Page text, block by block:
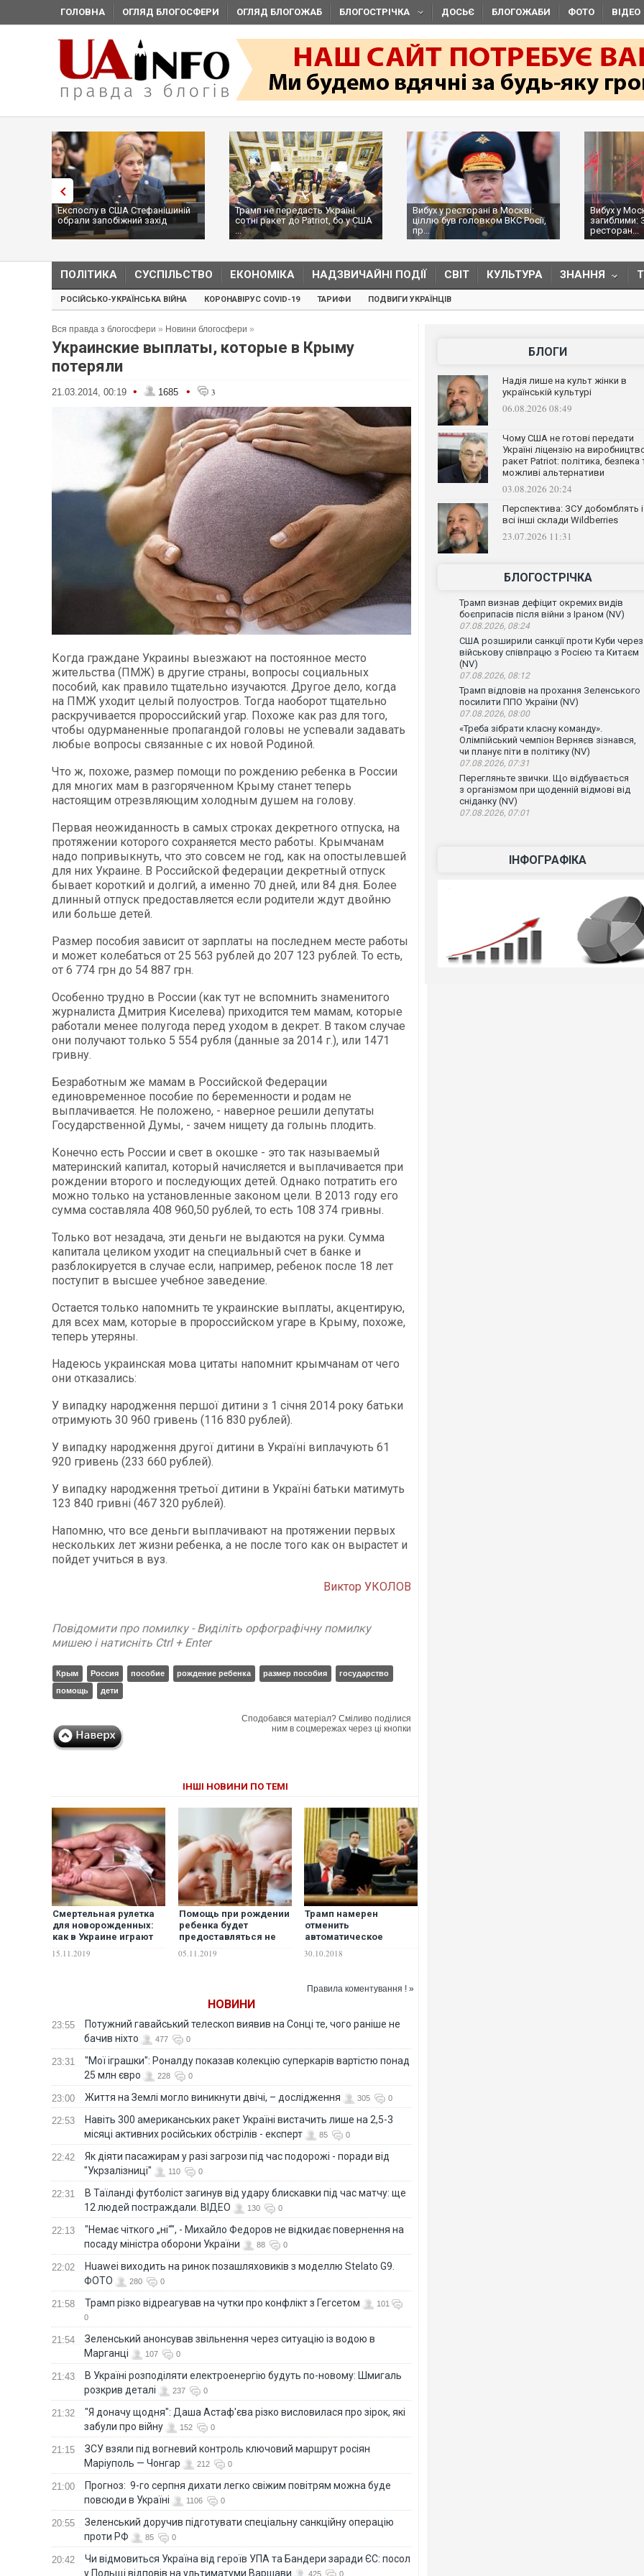
ГОЛОВНА ОГЛЯД БЛОГОСФЕРИ ОГЛЯД БЛОГОЖАБ БЛОГОСТРІЧКА ДОСЬЄ БЛОГОЖАБИ ФОТО ВІДЕО
Експослу в США Стефанішиній
обрали запобіжний захід
Трамп не передасть Україні
сотні ракет до Patriot, бо у США
...
Вибух у ресторані в Москві:
ціллю був головком ВКС Росії,
пр...
Вибух у
загиблими:
ресторан...
ПОЛІТИКА СУСПІЛЬСТВО ЕКОНОМІКА НАДЗВИЧАЙНІ ПОДІЇ СВІТ КУЛЬТУРА ЗНАННЯ
РОСІЙСЬКО-УКРАЇНСЬКА ВІЙНА КОРОНАВІРУС COVID-19 ТАРИФИ ПОДВИГИ УКРАЇНЦІВ
Вся правда з блогосфери » Новини блогосфери »
Украинские выплаты, которые в Крыму
потеряли
21.03.2014, 00:19 • 1685 • 3
Когда граждане Украины выезжают на постоянное место
жительства (ПМЖ) в другие страны, вопросы социальных
пособий, как правило тщательно изучаются. Другое дело, когда
на ПМЖ уходит целый полуостров. Тогда наоборот тщательно
раскручивается пророссийский угар. Похоже как раз для того,
чтобы одурманенные пропагандой головы не успевали задавать
любые вопросы связанные с их новой Родиной.
Что ж, похоже, размер помощи по рождению ребенка в России
для многих мам в разгоряченном Крыму станет теперь
настоящим отрезвляющим холодным душем на голову.
Первая неожиданность в самых строках декретного отпуска, на
протяжении которого сохраняется место работы. Крымчанам
надо попривыкнуть, что это совсем не год, как на опостылевшей
для них Украине. В Российской федерации декретный отпуск
бывает короткий и долгий, а именно 70 дней, или 84 дня. Более
длинный отпуск предоставляется если родители ждут двойню
или больше детей.
Размер пособия зависит от зарплаты на последнем месте работы
и может колебаться от 25 563 рублей до 207 123 рублей. То есть,
от 6 774 грн до 54 887 грн.
Особенно трудно в России (как тут не вспомнить знаменитого
журналиста Дмитрия Киселева) приходится тем мамам, которые
работали менее полугода перед уходом в декрет. В таком случае
они получают только 5 554 рубля (данные за 2014 г.), или 1471
гривну.
Безработным же мамам в Российской Федерации
единовременное пособие по беременности и родам не
выплачивается. Не положено, - наверное решили депутаты
Государственной Думы, - зачем нищету да голынь плодить.
Конечно есть России и свет в окошке - это так называемый
материнский капитал, который начисляется и выплачивается при
рождении второго и последующих детей. Однако потратить его
можно только на установленные законом цели. В 2013 году его
сумма составляла 408 960,50 рублей, то есть 108 374 гривны.
Только вот незадача, эти деньги не выдаются на руки. Сумма
капитала целиком уходит на специальный счет в банке и
разблокируется в случае если, например, ребенок после 18 лет
поступит в высшее учебное заведение.
Остается только напомнить те украинские выплаты, акцентирую,
для всех мам, которые в пророссийском угаре в Крыму, похоже,
теперь утеряны.
Надеюсь украинская мова цитаты напомнит крымчанам от чего
они отказались:
У випадку народження першої дитини з 1 січня 2014 року батьки
отримують 30 960 гривень (116 830 рублей).
У випадку народження другої дитини в Україні виплачують 61
920 гривень (233 660 рублей).
У випадку народження третьої дитини в Україні батьки матимуть
123 840 гривні (467 320 рублей).
Напомню, что все деньги выплачивают на протяжении первых
нескольких лет жизни ребенка, а не после того как он вырастет и
пойдет учиться в вуз.
Виктор УКОЛОВ
Повідомити про помилку - Виділіть орфографічну помилку
мишею і натисніть Ctrl + Enter
Крым Россия пособие рождение ребенка размер пособия
государство
помощь
дети
Сподобався матеріал? Сміливо поділися
ним в соцмережах через ці кнопки
ІНШІ НОВИНИ ПО ТЕМІ
Смертельная рулетка
для новорожденных:
как в Украине играют
15.11.2019
Помощь при рождении
ребенка будет
предоставляться не
Минсоцполитики
05.11.2019
Трамп намерен
отменить
автоматическое
рожденных в США
30.10.2018
Правила коментування ! »
НОВИНИ
23:55
Потужний гавайський телескоп виявив на Сонці те, чого раніше не
бачив ніхто
477 0
23:31
"Мої іграшки": Роналду показав колекцію суперкарів вартістю понад
25 млн євро
228 0
23:00 Життя на Землі могло виникнути двічі, – дослідження 305 0
22:53
Навіть 300 американських ракет Україні вистачить лише на 2,5-3
місяці активних російських обстрілів - експерт
85 0
22:42
Як діяти пасажирам у разі загрози під час подорожі - поради від
"Укрзалізниці"
110 0
22:31
В Таїланді футболіст загинув від удару блискавки під час матчу: ще
12 людей постраждали. ВІДЕО
130 0
22:13
"Немає чіткого „ні“", - Михайло Федоров не відкидає повернення на
посаду міністра оборони України
88 0
22:02
Huawei виходить на ринок позашляховиків з моделлю Stelato G9.
ФОТО
280 0
21:58 Трамп різко відреагував на чутки про конфлікт з Гегсетом
101
0
21:54
Зеленський анонсував звільнення через ситуацію із водою в
Марганці
107 0
21:43
В Україні розподіляти електроенергію будуть по-новому: Шмигаль
розкрив деталі
237 0
21:32
"Я доначу щодня": Даша Астаф'єва різко висловилася про зірок, які
забули про війну
152 0
21:15
ЗСУ взяли під вогневий контроль ключовий маршрут росіян
Маріуполь — Чонгар
212 0
21:00
Прогноз: 9-го серпня дихати легко свіжим повітрям можна буде
повсюди в Україні
1106 0
20:55
Зеленський доручив підготувати спеціальну санкційну операцію
проти РФ
85 0
20:42
Чи відмовиться Україна від героїв УПА та Бандери заради ЄС: посол
у Польщі відповів на ультиматуми Варшави
425 0
БЛОГИ
Надія лише на культ жінки в
українській культурі
06.08.2026 08:49
Чому США не готові передати
Україні ліцензію на
ракет Patriot: політика, безпека
можливі альтернативи
03.08.2026 20:24
Перспектива: ЗСУ добомблять і
всі інші склади Wildberries
23.07.2026 11:31
БЛОГОСТРІЧКА
Трамп визнав дефіцит окремих видів
боєприпасів після війни з Іраном (NV)
07.08.2026, 08:24
США розширили санкції проти Куби через
військову співпрацю з Росією та Китаєм
(NV)
07.08.2026, 08:12
Трамп відповів на прохання Зеленського
посилити ППО України (NV)
07.08.2026, 08:00
«Треба зібрати класну команду».
Олімпійський чемпіон Верняєв зізнався,
чи планує піти в політику (NV)
07.08.2026, 07:31
Перегляньте звички. Що відбувається
з організмом при щоденній відмові від
сніданку (NV)
07.08.2026, 07:01
ІНФОГРАФІКА